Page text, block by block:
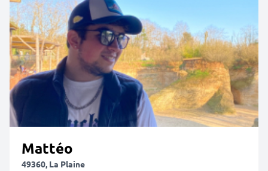
Mattéo
49360, La Plaine